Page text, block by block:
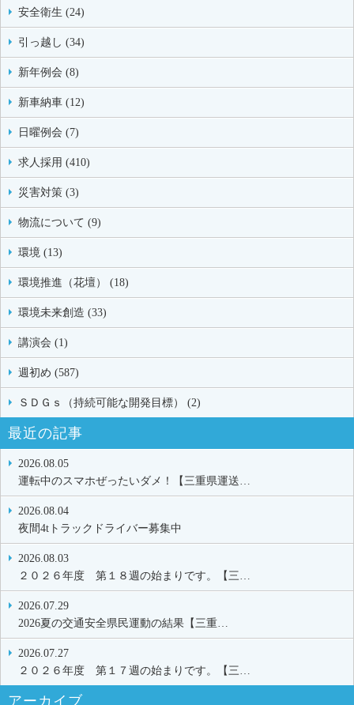
安全衛生 (24)
引っ越し (34)
新年例会 (8)
新車納車 (12)
日曜例会 (7)
求人採用 (410)
災害対策 (3)
物流について (9)
環境 (13)
環境推進（花壇） (18)
環境未来創造 (33)
講演会 (1)
週初め (587)
ＳＤＧｓ（持続可能な開発目標） (2)
最近の記事
2026.08.05
運転中のスマホぜったいダメ！【三重県運送…
2026.08.04
夜間4tトラックドライバー募集中
2026.08.03
２０２６年度 第１８週の始まりです。【三…
2026.07.29
2026夏の交通安全県民運動の結果【三重…
2026.07.27
２０２６年度 第１７週の始まりです。【三…
アーカイブ